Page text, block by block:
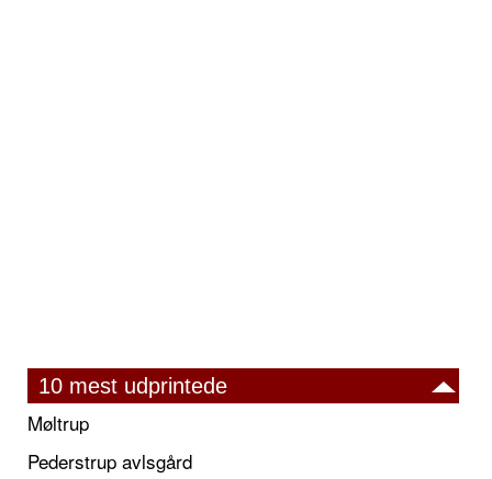
10 mest udprintede
Møltrup
Pederstrup avlsgård